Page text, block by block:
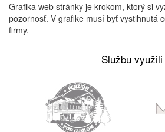
Grafika web stránky je krokom, ktorý si
pozornosť. V grafike musí byť vystihnutá
firmy.
Službu využili